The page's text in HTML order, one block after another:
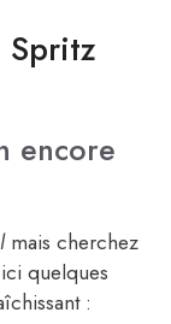
Spritz
encore
mais cherchez
quelques
: